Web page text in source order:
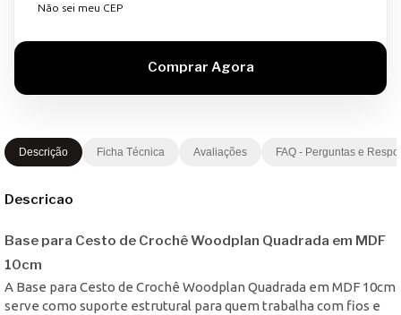
Não sei meu CEP
Descrição Ficha Técnica Avaliações FAQ - Perguntas e
Descricao
Base para Cesto de Crochê Woodplan Quadrada em MDF
10cm
A Base para Cesto de Crochê Woodplan Quadrada em MDF 10cm
serve como suporte estrutural para quem trabalha com fios e